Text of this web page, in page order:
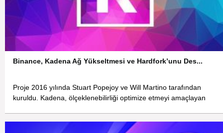
Binance, Kadena Ağ Yükseltmesi ve Hardfork’unu Des...
Proje 2016 yılında Stuart Popejoy ve Will Martino tarafından
kuruldu. Kadena, ölçeklenebilirliği optimize etmeyi amaçlayan